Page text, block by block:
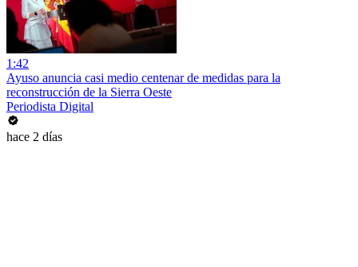
1:42
Ayuso anuncia casi medio centenar de medidas para la
reconstrucción de la Sierra Oeste
Periodista Digital
hace 2 días